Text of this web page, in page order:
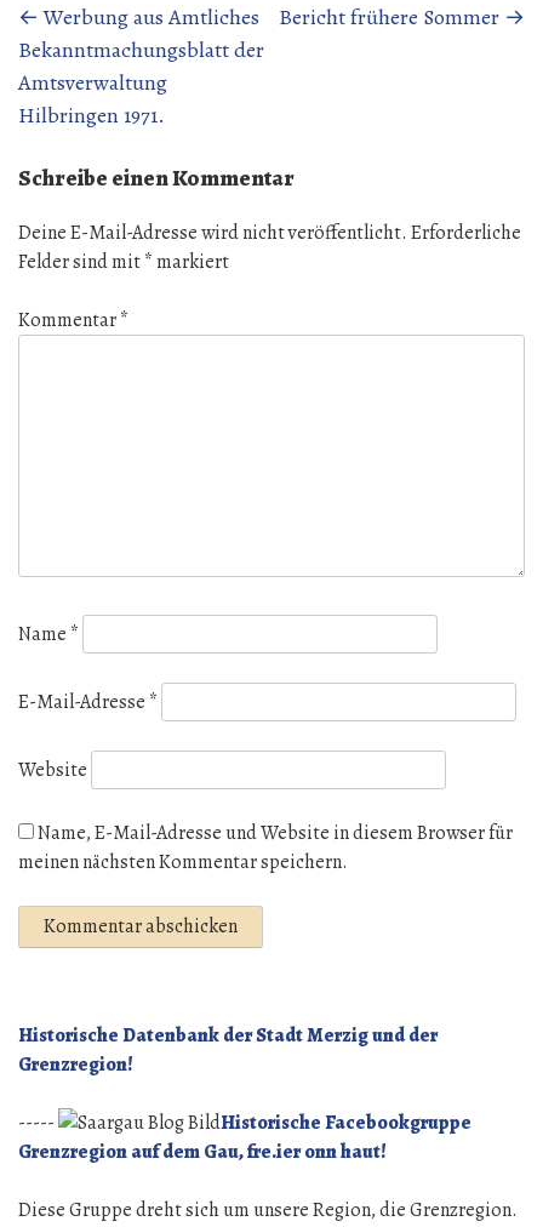
Beitragsnavigation
← Werbung aus Amtliches
Bekanntmachungsblatt der
Amtsverwaltung
Hilbringen 1971.
Bericht frühere Sommer →
Schreibe einen Kommentar
Deine E-Mail-Adresse wird nicht veröffentlicht. Erforderliche
Felder sind mit* markiert
Kommentar*
Name *
E-Mail-Adresse *
Website
Name, E-Mail-Adresse und Website in diesem Browser für
meinen nächsten Kommentar speichern.
Historische Datenbank der Stadt Merzig und der
Grenzregion!
-----
Historische Facebookgruppe
Grenzregion auf dem Gau, fre.ier onn haut!
Diese Gruppe dreht sich um unsere Region, die Grenzregion.